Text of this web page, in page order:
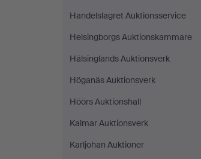
Handelslagret Auktionsservice
Helsingborgs Auktionskammare
Hälsinglands Auktionsverk
Höganäs Auktionsverk
Höörs Auktionshall
Kalmar Auktionsverk
Karljohan Auktioner